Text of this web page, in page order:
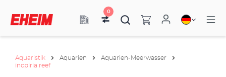
0
Aquaristik Aquarien
Aquarien-Meerwasser
incpiria reef